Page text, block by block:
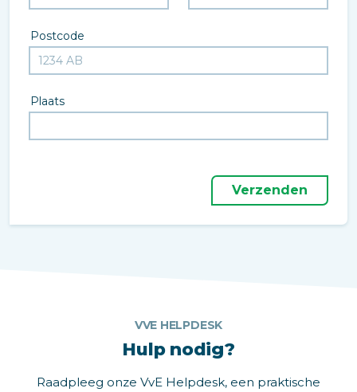
Postcode
Plaats
Verzenden
VVE HELPDESK
Hulp nodig?
Raadpleeg onze VvE Helpdesk, een praktische